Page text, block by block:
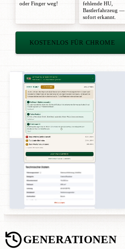
oder Finger weg!
fehlende HU,
Bastlerfahrzeug —
sofort erkannt.
KOSTENLOS FÜR CHROME
GENERATIONEN